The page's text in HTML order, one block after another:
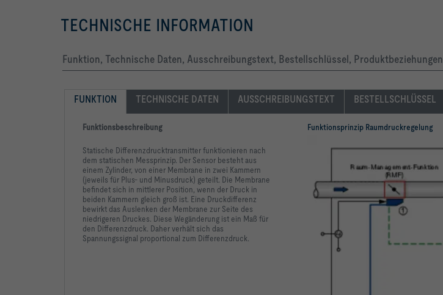
TECHNISCHE INFORMATION
Funktion, Technische Daten, Ausschreibungstext, Bestellschlüssel, Produktbeziehungen
FUNKTION TECHNISCHE DATEN AUSSCHREIBUNGSTEXT BESTELLSCHLÜSSEL
Funktionsprinzip Raumdruckregelung
Funktionsbeschreibung
Statische Differenzdrucktransmitter funktionieren nach
dem statischen Messprinzip. Der Sensor besteht aus
einem Zylinder, von einer Membrane in zwei Kammern
(jeweils für Plus- und Minusdruck) geteilt. Die Membrane
befindet sich in mittlerer Position, wenn der Druck in
beiden Kammern gleich groß ist. Eine Druckdifferenz
bewirkt das Auslenken der Membrane zur Seite des
niedrigeren Druckes. Diese Wegänderung ist ein Maß für
den Differenzdruck. Daher verhält sich das
Spannungssignal proportional zum Differenzdruck.